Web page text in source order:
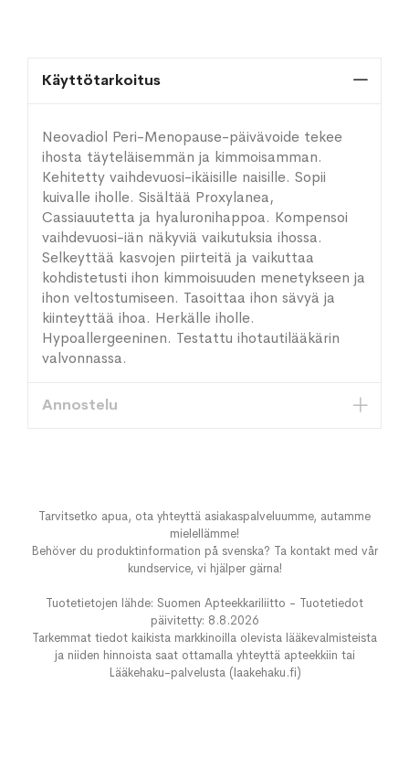
Käyttötarkoitus
Neovadiol Peri-Menopause-päivävoide tekee
ihosta täyteläisemmän ja kimmoisamman.
Kehitetty vaihdevuosi-ikäisille naisille. Sopii
kuivalle iholle. Sisältää Proxylanea,
Cassiauutetta ja hyaluronihappoa. Kompensoi
vaihdevuosi-iän näkyviä vaikutuksia ihossa.
Selkeyttää kasvojen piirteitä ja vaikuttaa
kohdistetusti ihon kimmoisuuden menetykseen ja
ihon veltostumiseen. Tasoittaa ihon sävyä ja
kiinteyttää ihoa. Herkälle iholle.
Hypoallergeeninen. Testattu ihotautilääkärin
valvonnassa.
Annostelu
Tarvitsetko apua, ota yhteyttä asiakaspalveluumme, autamme
mielellämme!
Behöver du produktinformation på svenska? Ta kontakt med vår
kundservice, vi hjälper gärna!
Tuotetietojen lähde: Suomen Apteekkariliitto - Tuotetiedot
päivitetty: 8.8.2026
Tarkemmat tiedot kaikista markkinoilla olevista lääkevalmisteista
ja niiden hinnoista saat ottamalla yhteyttä apteekkiin tai
Lääkehaku-palvelusta (laakehaku.fi)